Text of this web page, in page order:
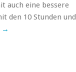
auch eine bessere
den 10 Stunden und
→